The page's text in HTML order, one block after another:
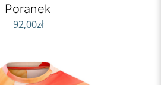
Poranek
92,00zł